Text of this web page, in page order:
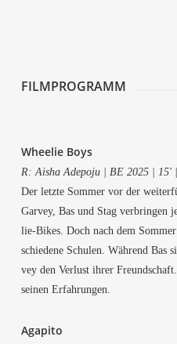
FILM­PRO­GRAMM
Whee­lie Boys
R: Aisha Ade­po­ju | BE 2025 | 15′
Der letz­te Som­mer vor der
Gar­vey, Bas und Stag
lie-Bikes. Doch nach dem
schie­de­ne Schu­len. Wäh­rend
vey den Ver­lust ihrer
sei­nen Erfahrungen.
Aga­pi­to